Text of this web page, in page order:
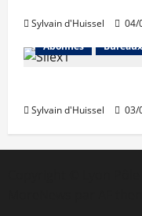
Sylvain d'Huissel
04/
Abonnés
Bureaux
Sylvain d'Huissel 03/